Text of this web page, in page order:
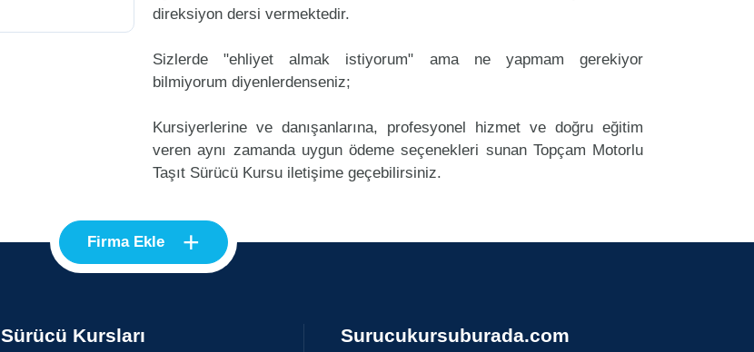
direksiyon dersi vermektedir.
Sizlerde "ehliyet almak istiyorum" ama ne yapmam gerekiyor
bilmiyorum diyenlerdenseniz;
Kursiyerlerine ve danışanlarına, profesyonel hizmet ve doğru eğitim
veren aynı zamanda uygun ödeme seçenekleri sunan Topçam Motorlu
Taşıt Sürücü Kursu iletişime geçebilirsiniz.
Firma Ekle +
Sürücü Kursları Surucukursuburada.com